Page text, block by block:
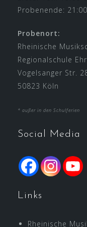
Probenende:
Probenort:
Rheinische
Regionalschule
Vogelsanger Str.
50823 Köln
* außer in den Schulferien
Social Media
Links
Rheinische